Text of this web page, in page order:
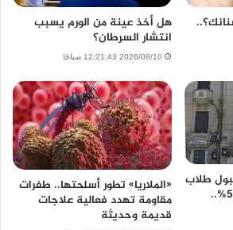
هل أخذ عينة من الورم يسبب
انتشار السرطان؟
2026/08/10 12:21:43 صباحًا
طلاب
لدراسة الطب بمجموع 50%..
«الملاريا» تطور أسلحتها.. طفرات
مقاومة تهدد فعالية علاجات
قديمة وحديثة